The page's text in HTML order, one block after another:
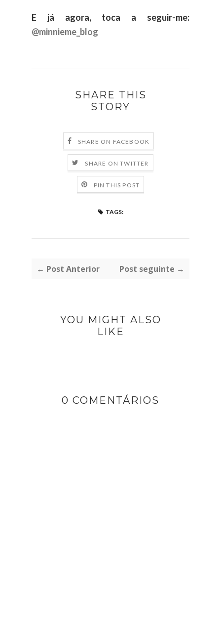
E já agora, toca a seguir-me:
@minnieme_blog
SHARE THIS
STORY
SHARE ON FACEBOOK
SHARE ON TWITTER
PIN THIS POST
TAGS:
← Post Anterior Post seguinte →
YOU MIGHT ALSO
LIKE
0 COMENTÁRIOS